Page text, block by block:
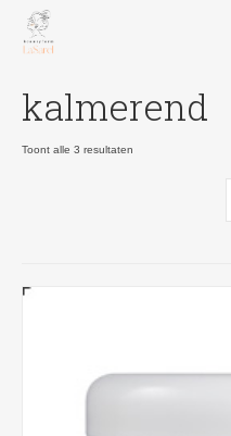
kalmerend
Toont alle 3 resultaten